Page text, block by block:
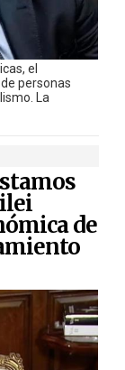
el
personas
La
de